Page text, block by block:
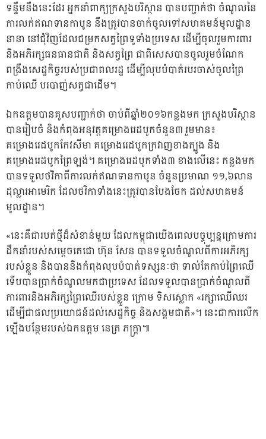
ទន្ទឹមនឹងនេះដែរ អ្នកនាំពាក្យក្រសួងបរិស្ថាន បានបញ្ជាក់ថា ចំណូលនៃ
ការលក់ឥណទានកាបូន នឹងត្រូវបានចាក់ចូលទៅសហគមន៍មូលដ្ឋាន
នានា នៅជុំវិញដែលជម្រកសត្វព្រៃទូទាំងប្រទេស ដើម្បីចូលរួមការពារ
និងអភិរក្សធនធានជាតិ និងសត្វព្រៃ ជាពិសេសបានចូលរួមចំណែក
ពង្រឹងសេដ្ឋកិច្ចរបស់ប្រជាពលរដ្ឋ ដើម្បីលុបបំបាត់របរចាស់ចូលព្រៃ
កាប់ឈើ បរបាញ់សត្វជាដើម។
ឯកឧត្តមបានគូសបញ្ជាក់ថា ចាប់ពីឆ្នាំ២០១៦កន្លងមក ក្រសួងបរិស្ថាន
បានរៀបចំ និងកំពុងអនុវត្តគម្រោងរេដបូកចំនួន៣ រួមមាន៖
គម្រោងរេដបូកកែវសីមា គម្រោងរេដបូកក្រវាញខាងត្បូង និង
គម្រោងរេដបូកព្រៃឡង់។ គម្រោងរេដបូកទាំង៣ ខាងលើនេះ កន្លងមក
បានទទួលថវិកាពីការលក់ឥណទានកាបូន ចំនួនប្រមាណ ១១,៦លាន
ដុល្លារអាមេរិក ដែលថវិកាទាំងនេះត្រូវបានបែងចែក ដល់សហគមន៍
មូលដ្ឋាន។
«នេះគឺជារបត់ថ្មីដ៏សំខាន់មួយ ដែលកម្ពុជាយើងពេលបច្ចុប្បន្នក្រោមការ
ដឹកនាំរបស់សម្តេចតេជោ ហ៊ុន សែន បានទទួលចំណូលពីការអភិរក្ស
របស់ខ្លួន និងបាននិងកំពុងលុបបំបាត់ទស្សនៈថា ទាល់តែកាប់ព្រៃឈើ
ទើបបានប្រាក់ចំណូលមកជាប្រទេស ដែលទទួលបានប្រាក់ចំណូលពី
ការពារនិងអភិរក្សព្រៃឈើរបស់ខ្លួន ក្រោម ទិសស្លោក «រក្សាឈើឈរ
ដើម្បីជាផលប្រយោជន៍ដល់សេដ្ឋកិច្ច និងសង្គមជាតិ»។ នេះជាការលើក
ឡើងបន្ថែមរបស់ឯកឧត្តម នេត្រ ភក្ត្រា៕